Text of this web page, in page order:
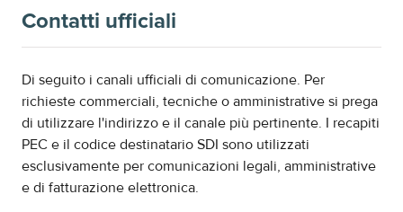
Contatti ufficiali
Di seguito i canali ufficiali di comunicazione. Per
richieste commerciali, tecniche o amministrative si prega
di utilizzare l'indirizzo e il canale più pertinente. I recapiti
PEC e il codice destinatario SDI sono utilizzati
esclusivamente per comunicazioni legali, amministrative
e di fatturazione elettronica.